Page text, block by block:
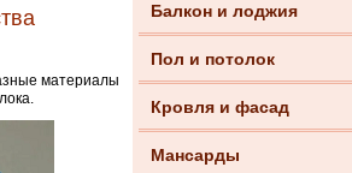
Балкон и лоджия
Пол и потолок
Кровля и фасад
Мансарды
материалы